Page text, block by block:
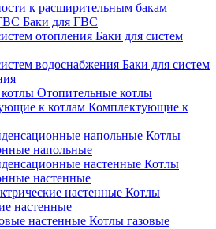
к расширительным бакам
Баки для ГВС
Баки для систем
Баки для систем
Отопительные котлы
Комплектующие к
Котлы
напольные
Котлы
настенные
Котлы
настенные
Котлы газовые